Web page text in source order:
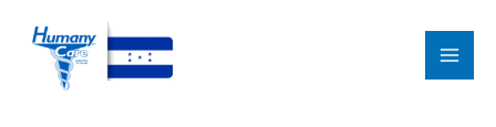
contenido